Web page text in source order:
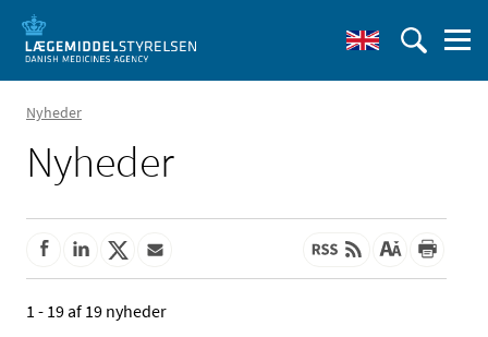
Nyheder
Nyheder
1 - 19 af 19 nyheder